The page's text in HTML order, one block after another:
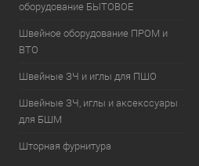
оборудование БЫТОВОЕ
Швейное оборудование ПРОМ и
ВТО
Швейные ЗЧ и иглы для ПШО
Швейные ЗЧ, иглы и аксекссуары
для БШМ
Шторная фурнитура